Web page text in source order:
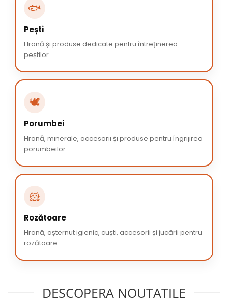
🐟
Pești
Hrană și produse dedicate pentru întreținerea
peștilor.
🕊️
Porumbei
Hrană, minerale, accesorii și produse pentru îngrijirea
porumbeilor.
🐹
Rozătoare
Hrană, așternut igienic, cuști, accesorii și jucării pentru
rozătoare.
DESCOPERA NOUTATILE